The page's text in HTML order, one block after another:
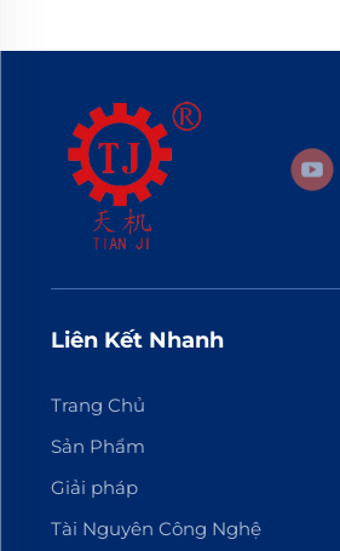
Liên Kết Nhanh
Trang Chủ
Sản Phẩm
Giải pháp
Tài Nguyên Công Nghệ